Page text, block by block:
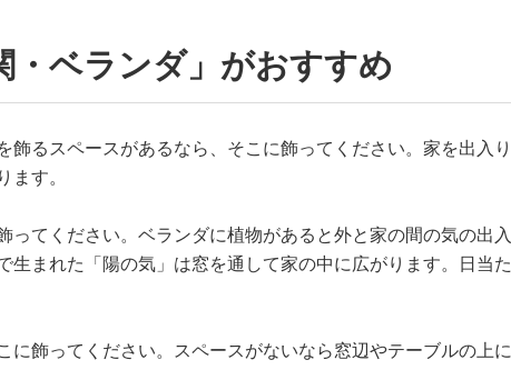
・ベランダ」がおすすめ
るスペースがあるなら、そこに飾ってください。家を出入り
ます。
ってください。ベランダに植物があると外と家の間の気の出入
生まれた「陽の気」は窓を通して家の中に広がります。日当た
に飾ってください。スペースがないなら窓辺やテーブルの上に